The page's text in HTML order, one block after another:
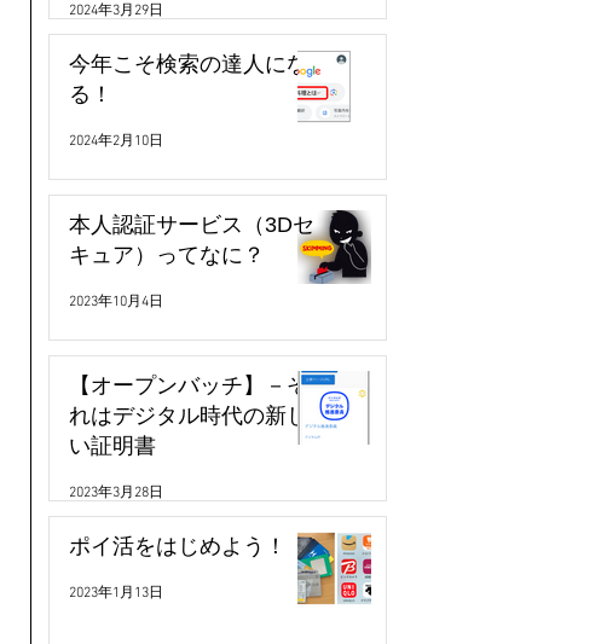
2024年3月29日
今年こそ検索の達人にな
る！
2024年2月10日
本人認証サービス（3Dセ
キュア）ってなに？
2023年10月4日
【オープンバッチ】－そ
れはデジタル時代の新し
い証明書
2023年3月28日
ポイ活をはじめよう！
2023年1月13日